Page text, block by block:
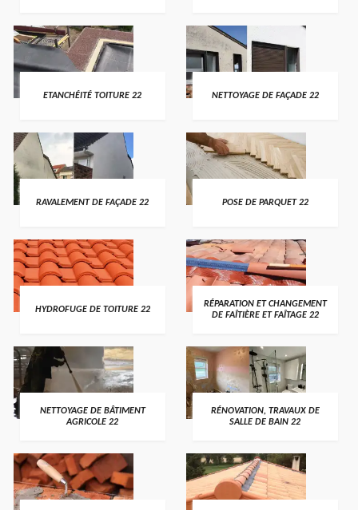
ETANCHÉITÉ TOITURE 22 NETTOYAGE DE FAÇADE 22
RAVALEMENT DE FAÇADE 22 POSE DE PARQUET 22
HYDROFUGE DE TOITURE 22
RÉPARATION ET CHANGEMENT
DE FAÎTIÈRE ET FAÎTAGE 22
NETTOYAGE DE BÂTIMENT
AGRICOLE 22
RÉNOVATION, TRAVAUX DE
SALLE DE BAIN 22